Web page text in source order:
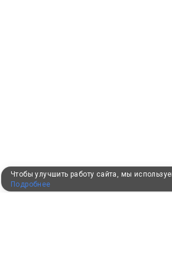
Чтобы улучшить работу сайта, мы
Подробнее